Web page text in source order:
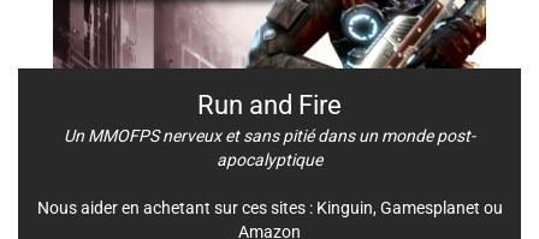
Run and Fire
Un MMOFPS nerveux et sans pitié dans un monde post-
apocalyptique
Nous aider en achetant sur ces sites : Kinguin, Gamesplanet ou
Amazon